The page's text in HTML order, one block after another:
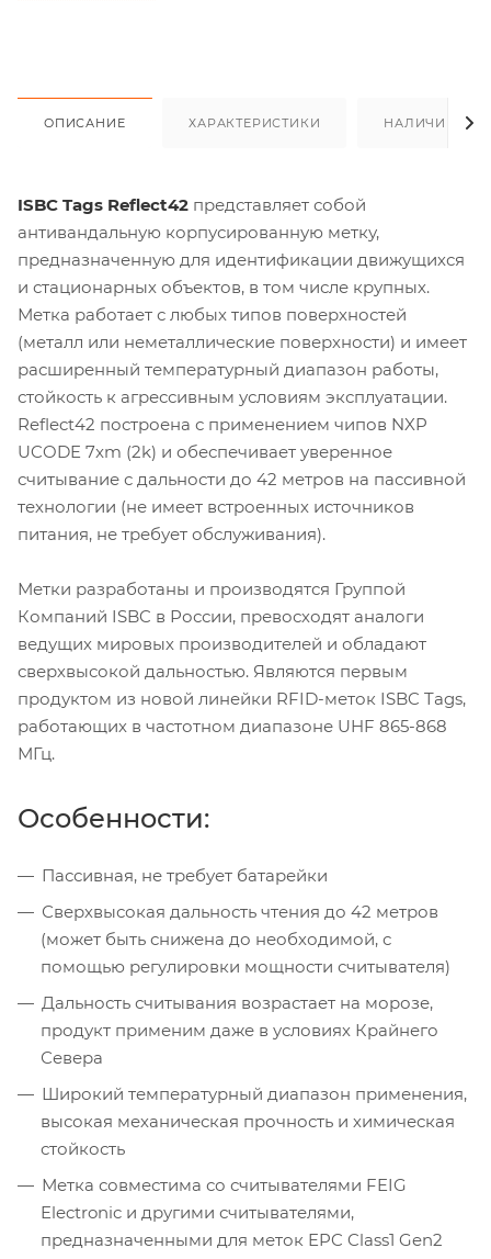
ОПИСАНИЕ ХАРАКТЕРИСТИКИ НАЛИЧИЕ
ISBC Tags Reflect42 представляет собой
антивандальную корпусированную метку,
предназначенную для идентификации движущихся
и стационарных объектов, в том числе крупных.
Метка работает с любых типов поверхностей
(металл или неметаллические поверхности) и имеет
расширенный температурный диапазон работы,
стойкость к агрессивным условиям эксплуатации.
Reflect42 построена с применением чипов NXP
UCODE 7xm (2k) и обеспечивает уверенное
считывание с дальности до 42 метров на пассивной
технологии (не имеет встроенных источников
питания, не требует обслуживания).
Метки разработаны и производятся Группой
Компаний ISBC в России, превосходят аналоги
ведущих мировых производителей и обладают
сверхвысокой дальностью. Являются первым
продуктом из новой линейки RFID-меток ISBC Tags,
работающих в частотном диапазоне UHF 865-868
МГц.
Особенности:
Пассивная, не требует батарейки
Сверхвысокая дальность чтения до 42 метров
(может быть снижена до необходимой, с
помощью регулировки мощности считывателя)
Дальность считывания возрастает на морозе,
продукт применим даже в условиях Крайнего
Севера
Широкий температурный диапазон применения,
высокая механическая прочность и химическая
стойкость
Метка совместима со считывателями FEIG
Electronic и другими считывателями,
предназначенными для меток EPC Class1 Gen2